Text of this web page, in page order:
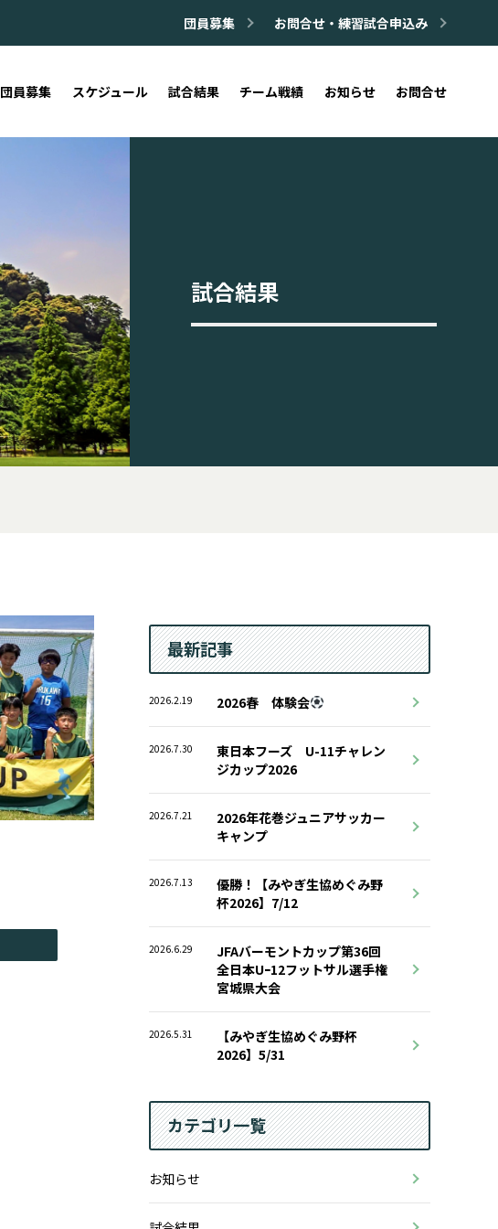
団員募集 お問合せ・練習試合申込み
団員募集 スケジュール 試合結果 チーム戦績 お知らせ お問合せ
試合結果
最新記事
2026.2.19 2026春 体験会
2026.7.30
東日本フーズ U-11チャレン
ジカップ2026
2026.7.21
2026年花巻ジュニアサッカー
キャンプ
2026.7.13
優勝！【みやぎ生協めぐみ野
杯2026】7/12
2026.6.29
JFAバーモントカップ第36回
全日本Uｰ12フットサル選手権
宮城県大会
2026.5.31
【みやぎ生協めぐみ野杯
2026】5/31
カテゴリ一覧
お知らせ